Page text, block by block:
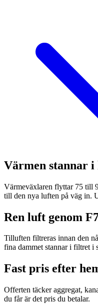
Värmen stannar i
Värmeväxlaren flyttar 75 till
till den nya luften på väg in.
Ren luft genom
Tilluften filtreras innan den
fina dammet stannar i filtret i
Fast pris efter
Offerten täcker aggregat,
du får är det pris du betalar.